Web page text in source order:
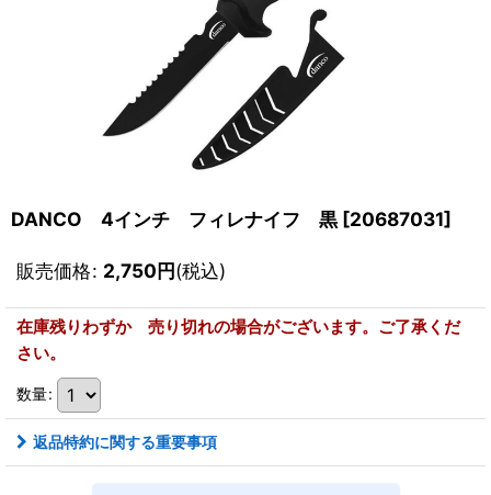
DANCO 4インチ フィレナイフ 黒 [20687031]
販売価格: 2,750円(税込)
在庫残りわずか 売り切れの場合がございます。ご了承くだ
さい。
数量:
返品特約に関する重要事項